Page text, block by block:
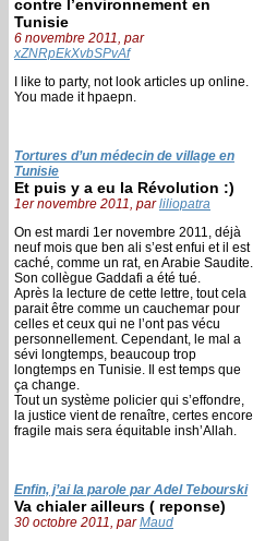
contre l’environnement en
Tunisie
6 novembre 2011, par
xZNRpEkXvbSPvAf
I like to party, not look articles up online.
You made it hpaepn.
Tortures d’un médecin de village en
Tunisie
Et puis y a eu la Révolution :)
1er novembre 2011, parliliopatra
On est mardi 1er novembre 2011, déjà
neuf mois que ben ali s’est enfui et il est
caché, comme un rat, en Arabie Saudite.
Son collègue Gaddafi a été tué.
Après la lecture de cette lettre, tout cela
parait être comme un cauchemar pour
celles et ceux qui ne l’ont pas vécu
personnellement. Cependant, le mal a
sévi longtemps, beaucoup trop
longtemps en Tunisie. Il est temps que
ça change.
Tout un système policier qui s’effondre,
la justice vient de renaître, certes encore
fragile mais sera équitable insh’Allah.
Enfin, j’ai la parole par Adel Tebourski
Va chialer ailleurs ( reponse)
30 octobre 2011, parMaud